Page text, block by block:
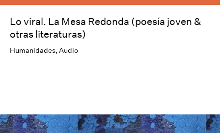
Lo viral. La Mesa Redonda (poesía joven &
otras literaturas)
Humanidades, Audio